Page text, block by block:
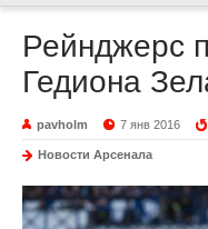
Рейнджерс
Гедиона
pavholm 7 янв 2016
Новости Арсенала